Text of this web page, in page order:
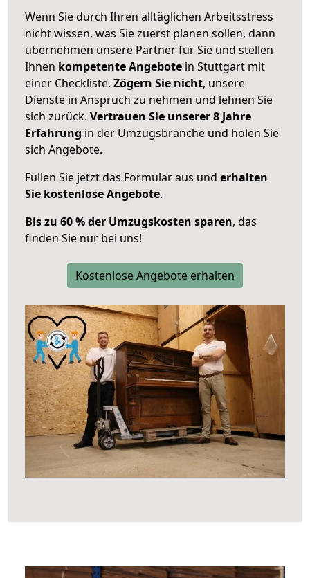
Wenn Sie durch Ihren alltäglichen Arbeitsstress
nicht wissen, was Sie zuerst planen sollen, dann
übernehmen unsere Partner für Sie und stellen
Ihnen kompetente Angebote in Stuttgart mit
einer Checkliste. Zögern Sie nicht, unsere
Dienste in Anspruch zu nehmen und lehnen Sie
sich zurück. Vertrauen Sie unserer 8 Jahre
Erfahrung in der Umzugsbranche und holen Sie
sich Angebote.
Füllen Sie jetzt das Formular aus und erhalten
Sie kostenlose Angebote.
Bis zu 60 % der Umzugskosten sparen, das
finden Sie nur bei uns!
Kostenlose Angebote erhalten